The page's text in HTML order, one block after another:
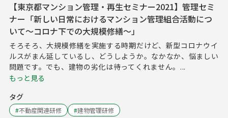
【東京都マンション管理・再生セミナー2021】管理セミ
ナー「新しい日常におけるマンション管理組合活動につ
いて～コロナ下での大規模修繕～」
そろそろ、大規模修繕を実施する時期だけど、新型コロナウイ
ルスがまん延しているし、どうしようか。なかなか、悩ましい
問題です。でも、建物の劣化は待ってくれません。...
もっと見る
タグ
#不動産関連研修 #建物管理研修